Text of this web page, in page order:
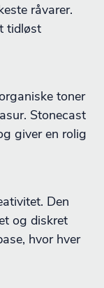
råvarer.
tidløst
toner
Stonecast
giver en rolig
Den
og diskret
hvor hver